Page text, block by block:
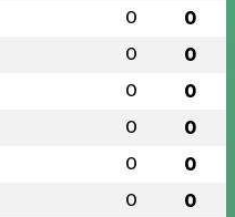
0 0
0 0
0 0
0 0
0 0
0 0